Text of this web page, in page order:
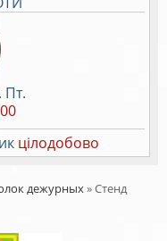
Пт.
цілодобово
дежурных»Стенд